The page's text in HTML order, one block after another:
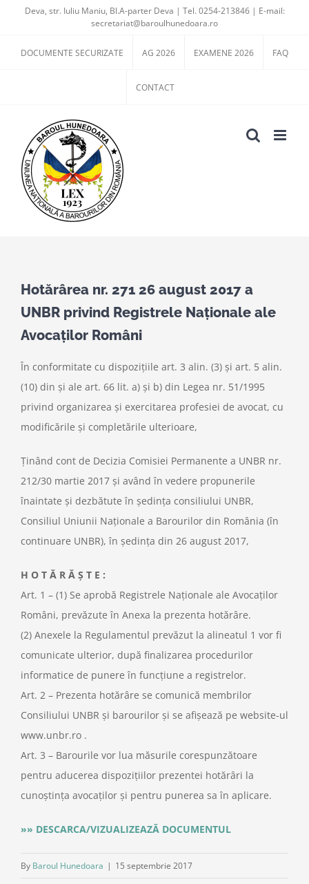
content
Deva, str. Iuliu Maniu, Bl.A-parter Deva | Tel. 0254-213846 | E-mail:
secretariat@baroulhunedoara.ro
DOCUMENTE SECURIZATE AG 2026 EXAMENE 2026 FAQ
CONTACT
Larger
Image
Hotărârea nr. 271 26 august 2017 a
UNBR privind Registrele Naționale ale
Avocaților Români
În conformitate cu dispozițiile art. 3 alin. (3) și art. 5 alin.
(10) din și ale art. 66 lit. a) și b) din Legea nr. 51/1995
privind organizarea și exercitarea profesiei de avocat, cu
modificările și completările ulterioare,
Ținând cont de Decizia Comisiei Permanente a UNBR nr.
212/30 martie 2017 și având în vedere propunerile
înaintate și dezbătute în ședința consiliului UNBR,
Consiliul Uniunii Naționale a Barourilor din România (în
continuare UNBR), în ședința din 26 august 2017,
H O T Ă R Ă Ș T E :
Art. 1 – (1) Se aprobă Registrele Naționale ale Avocaților
Români, prevăzute în Anexa la prezenta hotărâre.
(2) Anexele la Regulamentul prevăzut la alineatul 1 vor fi
comunicate ulterior, după finalizarea procedurilor
informatice de punere în funcțiune a registrelor.
Art. 2 – Prezenta hotărâre se comunică membrilor
Consiliului UNBR și barourilor și se afișează pe website-ul
www.unbr.ro .
Art. 3 – Barourile vor lua măsurile corespunzătoare
pentru aducerea dispozițiilor prezentei hotărâri la
cunoștința avocaților și pentru punerea sa în aplicare.
»» DESCARCA/VIZUALIZEAZĂ DOCUMENTUL
By Baroul Hunedoara | 15 septembrie 2017